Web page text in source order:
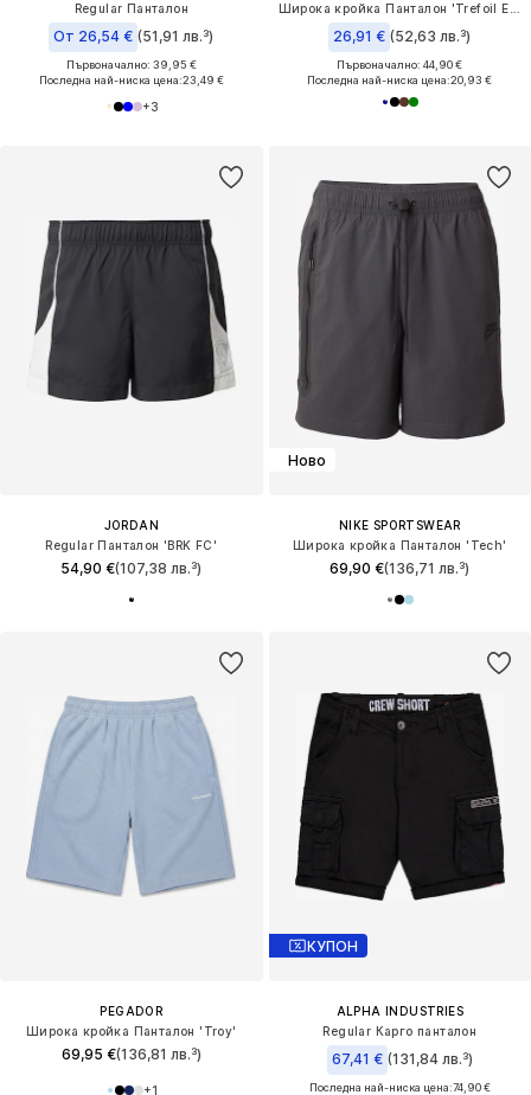
Regular Панталон
От 26,54 € (51,91 лв.³)
Първоначално: 39,95 €
Последна най-ниска цена:23,49 €
+3
Широка кройка Панталон 'Trefoil Essentials'
26,91 € (52,63 лв.³)
Първоначално: 44,90 €
Последна най-ниска цена:20,93 €
JORDAN
Regular Панталон 'BRK FC'
54,90 €(107,38 лв.³)
Ново
NIKE SPORTSWEAR
Широка кройка Панталон 'Tech'
69,90 €(136,71 лв.³)
PEGADOR
Широка кройка Панталон 'Troy'
69,95 €(136,81 лв.³)
+1
КУПОН
ALPHA INDUSTRIES
Regular Карго панталон
67,41 € (131,84 лв.³)
Последна най-ниска цена:74,90 €